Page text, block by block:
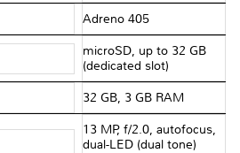
Adreno 405
microSD, up to 32 GB
(dedicated slot)
32 GB, 3 GB RAM
13 MP, f/2.0, autofocus,
dual-LED (dual tone)